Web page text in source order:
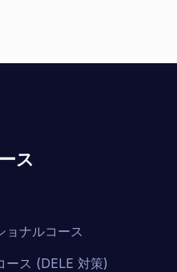
ス
ョナルコース
ース (DELE 対策)